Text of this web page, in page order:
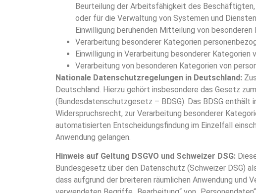
Beurteilung der Arbeitsfähigkeit des Beschäftigten,
oder für die Verwaltung von Systemen und
Einwilligung beruhenden Mitteilung von
Verarbeitung besonderer Kategorien
Einwilligung in Verarbeitung besonderer Kategorien
Verarbeitung von besonderen Kategorien von
Nationale Datenschutzregelungen in Deutschland:
Deutschland. Hierzu gehört insbesondere das Gesetz
(Bundesdatenschutzgesetz – BDSG). Das BDSG
Widerspruchsrecht, zur Verarbeitung besonderer
automatisierten Entscheidungsfindung im Einzelfall
Anwendung gelangen.
Hinweis auf Geltung DSGVO und Schweizer DSG:
Bundesgesetz über den Datenschutz (Schweizer DSG)
dass aufgrund der breiteren räumlichen Anwendung